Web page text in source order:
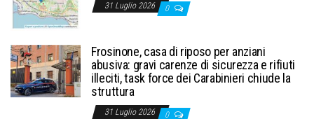
31 Luglio 2026 0
Frosinone, casa di riposo per anziani
abusiva: gravi carenze di sicurezza e rifiuti
illeciti, task force dei Carabinieri chiude la
struttura
31 Luglio 2026 0